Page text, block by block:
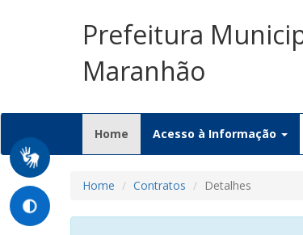
Prefeitura
Maranhão
Home (current)
Acesso à Informação
Home Contratos Detalhes